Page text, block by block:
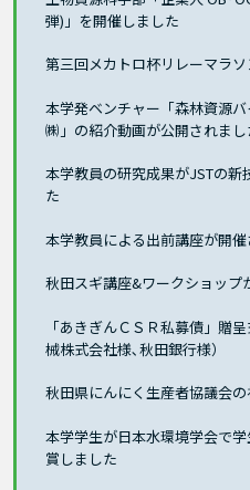
弾)」を開催しました
第三回メカトロ杯リレーマラ
本学発ベンチャー「森林資源
㈱」の紹介動画が公開されまし
本学教員の研究成果がJSTの新
た
本学教員による出前講座が開
秋田スギ講座&ワークショップ
「あきぎんＣＳＲ私募債」贈
械株式会社様､秋田銀行様）
秋田県にんにく生産者協議会
本学学生が日本水環境学会で
賞しました